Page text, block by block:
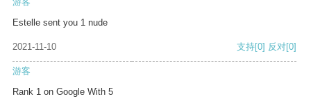
Estelle sent you 1 nude
2021-11-10 支持[0] 反对[0]
游客
Rank 1 on Google With 5